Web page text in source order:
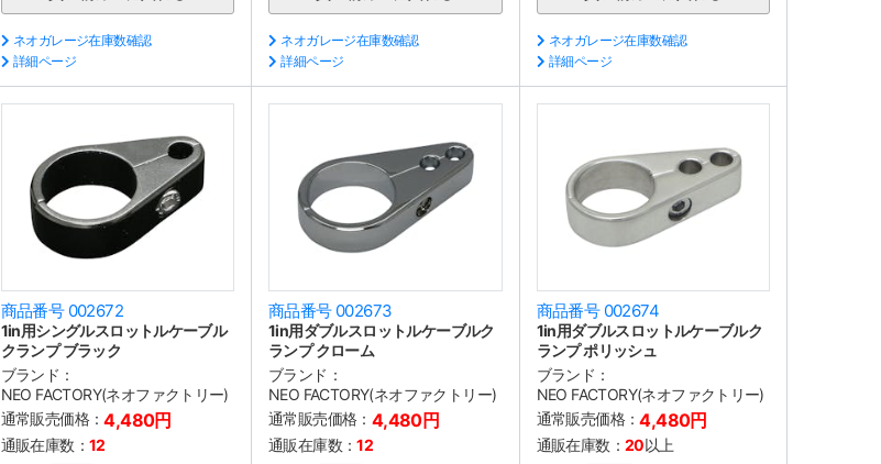
ネオガレージ在庫数確認
詳細ページ
ネオガレージ在庫数確認
詳細ページ
ネオガレージ在庫数確認
詳細ページ
商品番号 002672
1in用シングルスロットルケーブル
クランプ ブラック
ブランド：
NEO FACTORY(ネオファクトリー)
通常販売価格：4,480円
通販在庫数： 12
商品番号 002673
1in用ダブルスロットルケーブルク
ランプ クローム
ブランド：
NEO FACTORY(ネオファクトリー)
通常販売価格： 4,480円
通販在庫数：12
商品番号 002674
1in用ダブルスロットルケーブルク
ランプ ポリッシュ
ブランド：
NEO FACTORY(ネオファクトリー)
通常販売価格：4,480円
通販在庫数： 20以上